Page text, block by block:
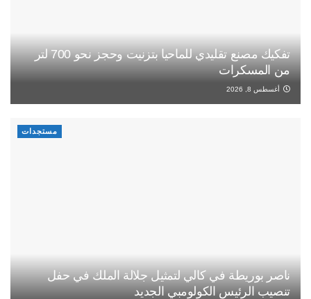
تفكيك مصنع تقليدي للماحيا بتزنيت وحجز نحو 700 لتر
من المسكرات
أغسطس 8, 2026
مستجدات
ناصر بوريطة في كالي لتمثيل جلالة الملك في حفل
تنصيب الرئيس الكولومبي الجديد